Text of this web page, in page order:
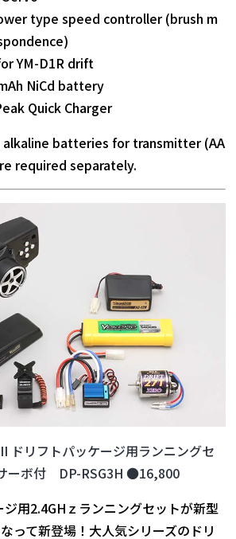
type speed controller (brush m
YM-D1R drift
NiCd battery
Quick Charger
batteries for transmitter (AA
required separately.
ドリフトパッケージ用ランニングセ
ーボ付 DP-RSG3H ●16,800
用2.4GHｚランニングセットが新型
って新登場！大人気シリーズのドリ